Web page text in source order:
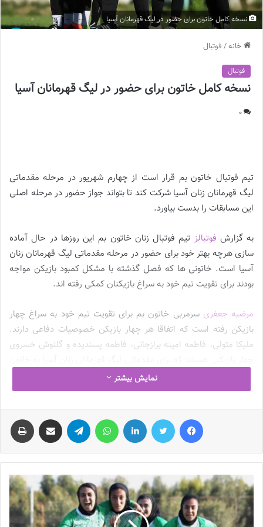
نسخه کامل خاتون برای حضور در لیگ قهرمانان آسیا
خانه/ فوتبال
فوتبال
نسخه کامل خاتون برای حضور در لیگ قهرمانان آسیا
0
تیم فوتبال خاتون بم قرار است از چهارم شهریور در مرحله مقدماتی
لیگ قهرمانان زنان آسیا شرکت کند تا بتواند جواز حضور در مرحله اصلی
این مسابقات را بدست بیاورد.
به گزارش فوتبالز تیم فوتبال زنان خاتون بم این روز‌ها در حال آماده
سازی هرچه بهتر خود برای حضور در مرحله مقدماتی لیگ قهرمانان زنان
آسیا است. خاتونی ها که فصل گذشته با مشکل کمبود بازیکن مواجه
بودند برای تقویت تیم خود به سراغ بازیکنان کمکی رفته اند.
مرضیه جعفری سرمربی خاتون بم برای تقویت تیم خود به سراغ چهار
بازیکن رفته است که اتفاقا هر چهار بازیکن خصوصیات دفاعی دارند.
ملیکا متولی، فاطمه امینه برازجانی، فاطمه پسندیده و گلنوش خسروی
ملیکا متولی اساسا بازیکنی است که در پست های دفاعی توپ می زند.
دفاع راست، دفاع وسط و هافبک دفاعی پست هایی است که او در
فوتبال زنان ایران تجربه کرده است. فاطمه امینه برازجانی هم یک
مدافع خوب در فوتبال زنان ایران است. گلنوش خسروی هم معمولا یا
دفاع چپ است و یا دفاع وسط تا سه بازیکن از چهار بازیکن کمکی
خاتون دفاع مطلق باشند. فاطمه پسندیده اما اصولا در پست هافبک
دفاعی دیده می شود و گاها جزو هافبک های طراح هم حضور دارد.
نمایش بیشتر